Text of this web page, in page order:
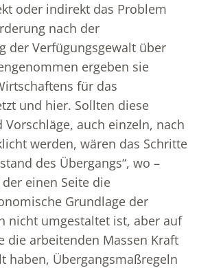
oder indirekt das Problem
nach der
der Verfügungsgewalt über
ergeben sie
für das
und hier. Sollten diese
Vorschläge, auch einzeln, nach
werden, wären das Schritte
des Übergangs“, wo –
einen Seite die
Grundlage der
nicht umgestaltet ist, aber auf
die arbeitenden Massen Kraft
haben, Übergangsmaßregeln